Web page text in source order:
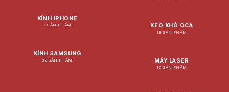
KÍNH IPHONE
7 SẢN PHẨM
KÍNH SAMSUNG
82 SẢN PHẨM
KEO KHÔ OCA
18 SẢN PHẨM
MÁY LASER
10 SẢN PHẨM